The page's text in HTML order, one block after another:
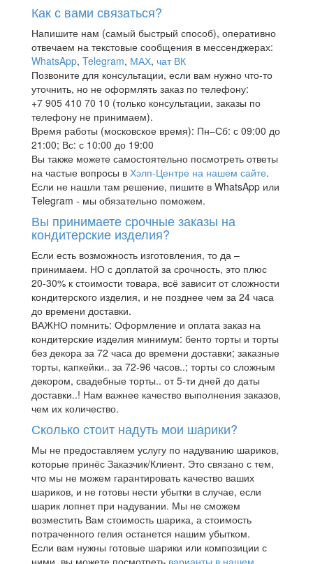
Как с вами связаться?
Напишите нам (самый быстрый способ), оперативно
отвечаем на текстовые сообщения в мессенджерах:
WhatsApp, Telegram, МАХ, чат ВК
Позвоните для консультации, если вам нужно что-то
уточнить, но не оформлять заказ по телефону:
+7 905 410 70 10 (только консультации, заказы по
телефону не принимаем).
Время работы (московское время): Пн–Сб: с 09:00 до
21:00; Вс: с 10:00 до 19:00
Вы также можете самостоятельно посмотреть ответы
на частые вопросы в Хэлп-Центре на нашем сайте.
Если не нашли там решение, пишите в WhatsApp или
Telegram - мы обязательно поможем.
Вы принимаете срочные заказы на
кондитерские изделия?
Если есть возможность изготовления, то да –
принимаем. НО с доплатой за срочность, это плюс
20-30% к стоимости товара, всё зависит от сложности
кондитерского изделия, и не позднее чем за 24 часа
до времени доставки.
ВАЖНО помнить: Оформление и оплата заказ на
кондитерские изделия минимум: бенто торты и торты
без декора за 72 часа до времени доставки; заказные
торты, капкейки.. за 72-96 часов..; торты со сложным
декором, свадебные торты.. от 5-ти дней до даты
доставки..! Нам важнее качество выполнения заказов,
чем их количество.
Сколько стоит надуть мои шарики?
Мы не предоставляем услугу по надуванию шариков,
которые принёс Заказчик/Клиент. Это связано с тем,
что мы не можем гарантировать качество ваших
шариков, и не готовы нести убытки в случае, если
шарик лопнет при надувании. Мы не сможем
возместить Вам стоимость шарика, а стоимость
потраченного гелия останется нашим убытком.
Если вам нужны готовые шарики или композиции с